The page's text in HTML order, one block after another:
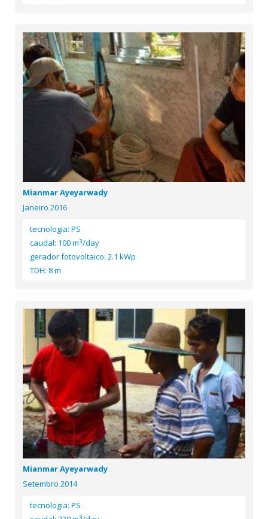
Mianmar Ayeyarwady
Janeiro 2016
tecnologia: PS
caudal: 100 m3/day
gerador fotovoltaico: 2.1 kWp
TDH: 8 m
Mianmar Ayeyarwady
Setembro 2014
tecnologia: PS
3